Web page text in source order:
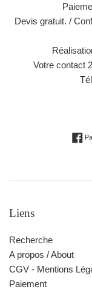
Devis gratuit. /
Votre contact
Liens
Recherche
A propos / About
CGV - Mentions
Paiement